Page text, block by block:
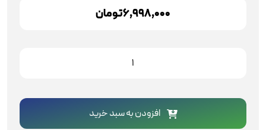
6,998,000تومان
3110N
عدد
افزودن به سبد خرید